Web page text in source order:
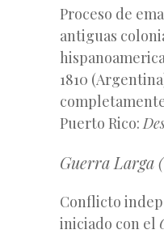
Proceso de
antiguas
1810
Puerto Rico:
Guerra Larga
Conflicto
iniciado con el